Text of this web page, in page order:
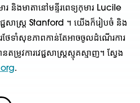
និងមាតានៅមន្ទីរពេទ្យកុមារ Lucile
ជសាស្ត្រ Stanford ។ យើងក៏រៀបចំ និង
ារថែទាំសុខភាពកាន់តែអាចចូលដំណើរការ
ម្រូវការវេជ្ជសាស្ត្រស្មុគស្មាញ។ ស្វែង
.